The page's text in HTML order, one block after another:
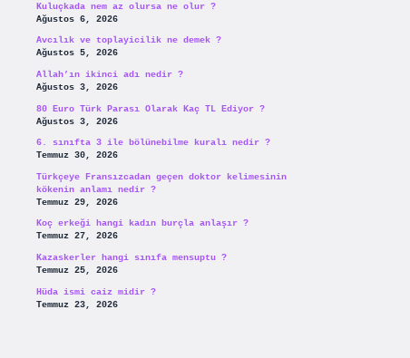
Kuluçkada nem az olursa ne olur ?
Ağustos 6, 2026
Avcılık ve toplayicilik ne demek ?
Ağustos 5, 2026
Allah’ın ikinci adı nedir ?
Ağustos 3, 2026
80 Euro Türk Parası Olarak Kaç TL Ediyor ?
Ağustos 3, 2026
6. sınıfta 3 ile bölünebilme kuralı nedir ?
Temmuz 30, 2026
Türkçeye Fransızcadan geçen doktor kelimesinin
kökenin anlamı nedir ?
Temmuz 29, 2026
Koç erkeği hangi kadın burçla anlaşır ?
Temmuz 27, 2026
Kazaskerler hangi sınıfa mensuptu ?
Temmuz 25, 2026
Hüda ismi caiz midir ?
Temmuz 23, 2026